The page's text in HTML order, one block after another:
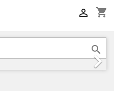
shopping_cart


